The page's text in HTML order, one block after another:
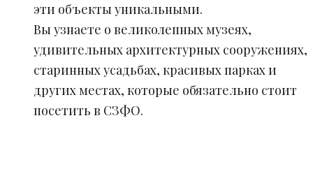
эти объекты уникальными.
Вы узнаете о великолепных музеях,
удивительных архитектурных сооружениях,
старинных усадьбах, красивых парках и
других местах, которые обязательно стоит
посетить в СЗФО.